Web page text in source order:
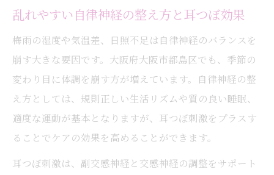
乱れやすい自律神経の整え方と耳つぼ効果
梅雨の湿度や気温差、日照不足は自律神経のバランスを
崩す大きな要因です。大阪府大阪市都島区でも、季節の
変わり目に体調を崩す方が増えています。自律神経の整
え方としては、規則正しい生活リズムや質の良い睡眠、
適度な運動が基本となりますが、耳つぼ刺激をプラスす
ることでケアの効果を高めることができます。
耳つぼ刺激は、副交感神経と交感神経の調整をサポート